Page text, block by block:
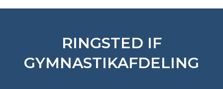
RINGSTED IF
GYMNASTIKAFDELING